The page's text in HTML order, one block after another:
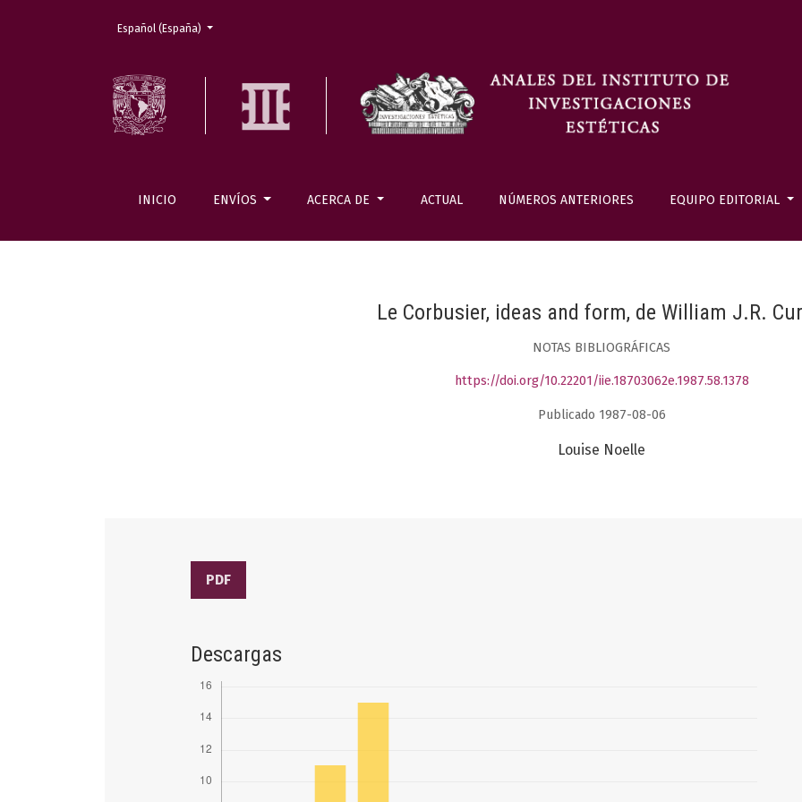
INICIO ENVÍOS ACERCA DE ACTUAL NÚMEROS ANTERIORES EQUIPO EDITORIAL
Cambiar el idioma. El actual es:
Español (España)
Le Corbusier, ideas and form, de William J.R.
NOTAS BIBLIOGRÁFICAS
https://doi.org/10.22201/iie.18703062e.1987.58.1378
Publicado 1987-08-06
Louise Noelle
PDF
Descargas